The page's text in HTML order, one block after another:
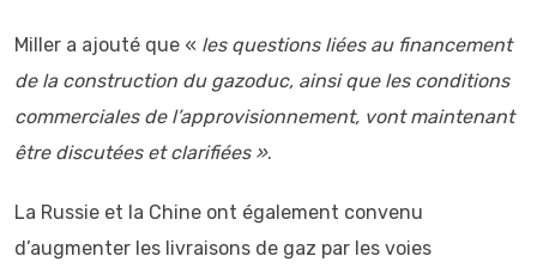
Miller a ajouté que « les questions liées au financement
de la construction du gazoduc, ainsi que les conditions
commerciales de l’approvisionnement, vont maintenant
être discutées et clarifiées ».
La Russie et la Chine ont également convenu
d’augmenter les livraisons de gaz par les voies